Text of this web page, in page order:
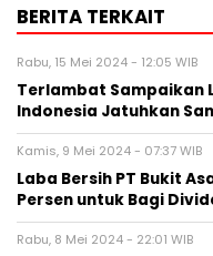
BERITA TERKAIT
Rabu, 15 Mei 2024 - 12:05 WIB
Terlambat Sampaikan
Indonesia Jatuhkan
Kamis, 9 Mei 2024 - 07:37 WIB
Laba Bersih PT Bukit
Persen untuk Bagi
Rabu, 8 Mei 2024 - 22:01 WIB